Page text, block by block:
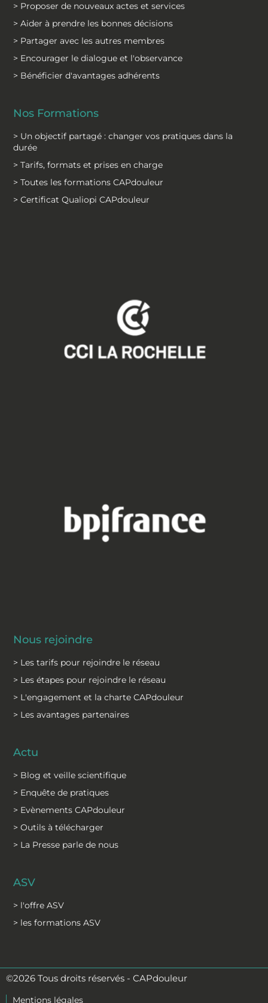
> Proposer de nouveaux actes et services
> Aider à prendre les bonnes décisions
> Partager avec les autres membres
> Encourager le dialogue et l'observance
> Bénéficier d'avantages adhérents
Nos Formations
> Un objectif partagé : changer vos pratiques dans la
durée
> Tarifs, formats et prises en charge
> Toutes les formations CAPdouleur
> Certificat Qualiopi CAPdouleur
Nous rejoindre
> Les tarifs pour rejoindre le réseau
> Les étapes pour rejoindre le réseau
> L'engagement et la charte CAPdouleur
> Les avantages partenaires
Actu
> Blog et veille scientifique
> Enquête de pratiques
> Evènements CAPdouleur
> Outils à télécharger
> La Presse parle de nous
ASV
> l'offre ASV
> les formations ASV
©2026 Tous droits réservés - CAPdouleur
Mentions légales